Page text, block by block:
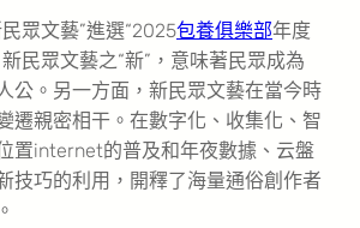
眾文藝”進選“2025包養俱樂部年度
民眾文藝之“新”，意味著民眾成為
公。另一方面，新民眾文藝在當今時
遷親密相干。在數字化、收集化、智
置internet的普及和年夜數據、云盤
技巧的利用，開釋了海量通俗創作者